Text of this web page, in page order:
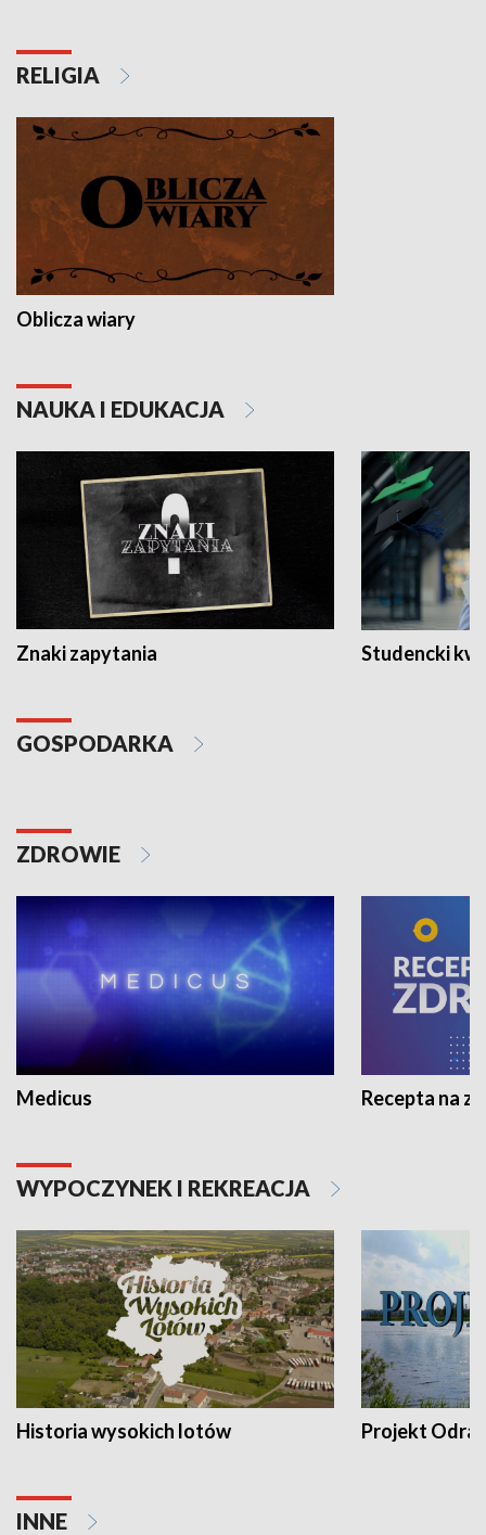
RELIGIA
Oblicza wiary
NAUKA I EDUKACJA
Znaki zapytania Studencki
GOSPODARKA
ZDROWIE
Medicus Recepta na
WYPOCZYNEK I REKREACJA
Historia wysokich lotów Projekt Odra
INNE